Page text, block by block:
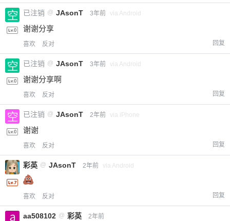
已注销 @ JAsonT 3年前 via Android
谢谢分享
喜欢 反对 回复
已注销 @ JAsonT 3年前 via Android
谢谢分享啊
喜欢 反对 回复
已注销 @ JAsonT 2年前 via iPhone
谢谢
喜欢 反对 回复
彩英 @ JAsonT 2年前 via Android
喜欢 反对 回复
aa508102 @ 彩英 2年前